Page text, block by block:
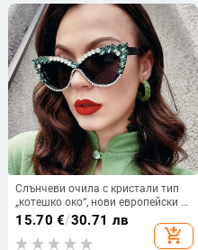
Слънчеви очила с кристали тип
„котешко око“, нови европейски и
американски модни инфлуенсъри
за 2023 г., трансгранични хип-хоп
слънчеви очила
15.70 €/30.71 лв
add_shopping_cart